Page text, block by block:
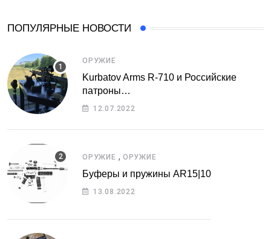
ПОПУЛЯРНЫЕ НОВОСТИ
ОРУЖИЕ
Kurbatov Arms R-710 и Российские
патроны…
12.07.2022
ОРУЖИЕ , ОРУЖИЕ
Буферы и пружины AR15|10
13.08.2022